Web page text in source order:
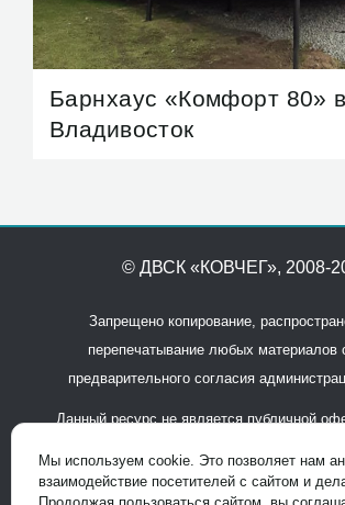
Барнхаус «Комфорт 80» в
Владивосток
© ДВСК «КОВЧЕГ», 2008-
Запрещено копирование,
перепечатывание любых материалов
предварительного согласия
Данный ресурс не является публичной
подробной информации обращайтесь в
Мы используем cookie. Это позволяет нам
взаимодействие посетителей с сайтом и